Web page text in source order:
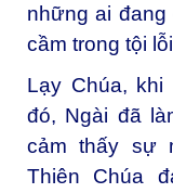
những ai
cầm trong tội
Lạy Chúa,
đó, Ngài đã
cảm thấy sự
Thiên Chúa